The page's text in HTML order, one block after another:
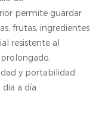
permite guardar
frutas, ingredientes
resistente al
y portabilidad
a día.